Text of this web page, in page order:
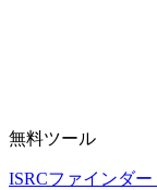
無料ツール
ISRCファインダー